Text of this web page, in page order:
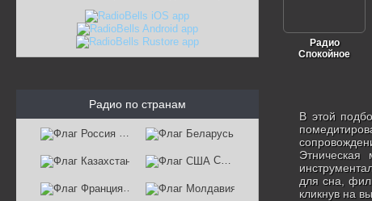
Радио по странам
Россия
Казахстан США
Франция
Радио
Спокойное
В этой
для сна,
кликнув на